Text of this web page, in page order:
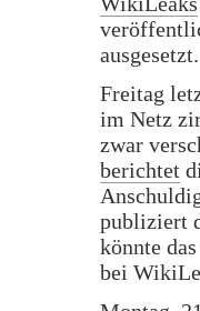
ausgesetzt.
Freitag
im Netz
zwar
berichtet
publiziert
könnte
bei